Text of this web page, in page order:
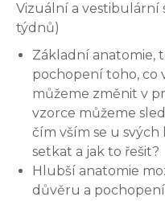
Vizuální a vestibulární
týdnů)
Základní anatomie,
pochopení toho, co
můžeme změnit v
vzorce můžeme
čím vším se u
setkat a jak to řešit?
Hlubší anatomie
důvěru a